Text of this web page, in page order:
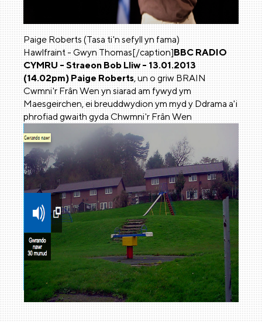
Paige Roberts (Tasa ti'n sefyll yn fama)
Hawlfraint - Gwyn Thomas[/caption]BBC RADIO
CYMRU - Straeon Bob Lliw - 13.01.2013
(14.02pm)Paige Roberts, un o griw BRAIN
Cwmni'r Frân Wen yn siarad am fywyd ym
Maesgeirchen, ei breuddwydion ym myd y Ddrama a'i
phrofiad gwaith gyda Chwmni'r Frân Wen